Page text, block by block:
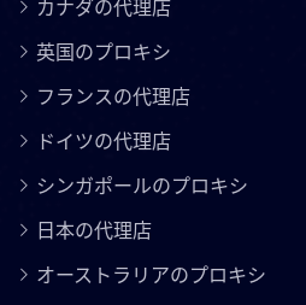
カナダの代理店
英国のプロキシ
フランスの代理店
ドイツの代理店
シンガポールのプロキシ
日本の代理店
オーストラリアのプロキシ